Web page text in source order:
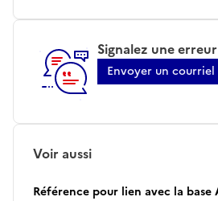
Signalez une erreur
Envoyer un courriel
Voir aussi
Référence pour lien avec la